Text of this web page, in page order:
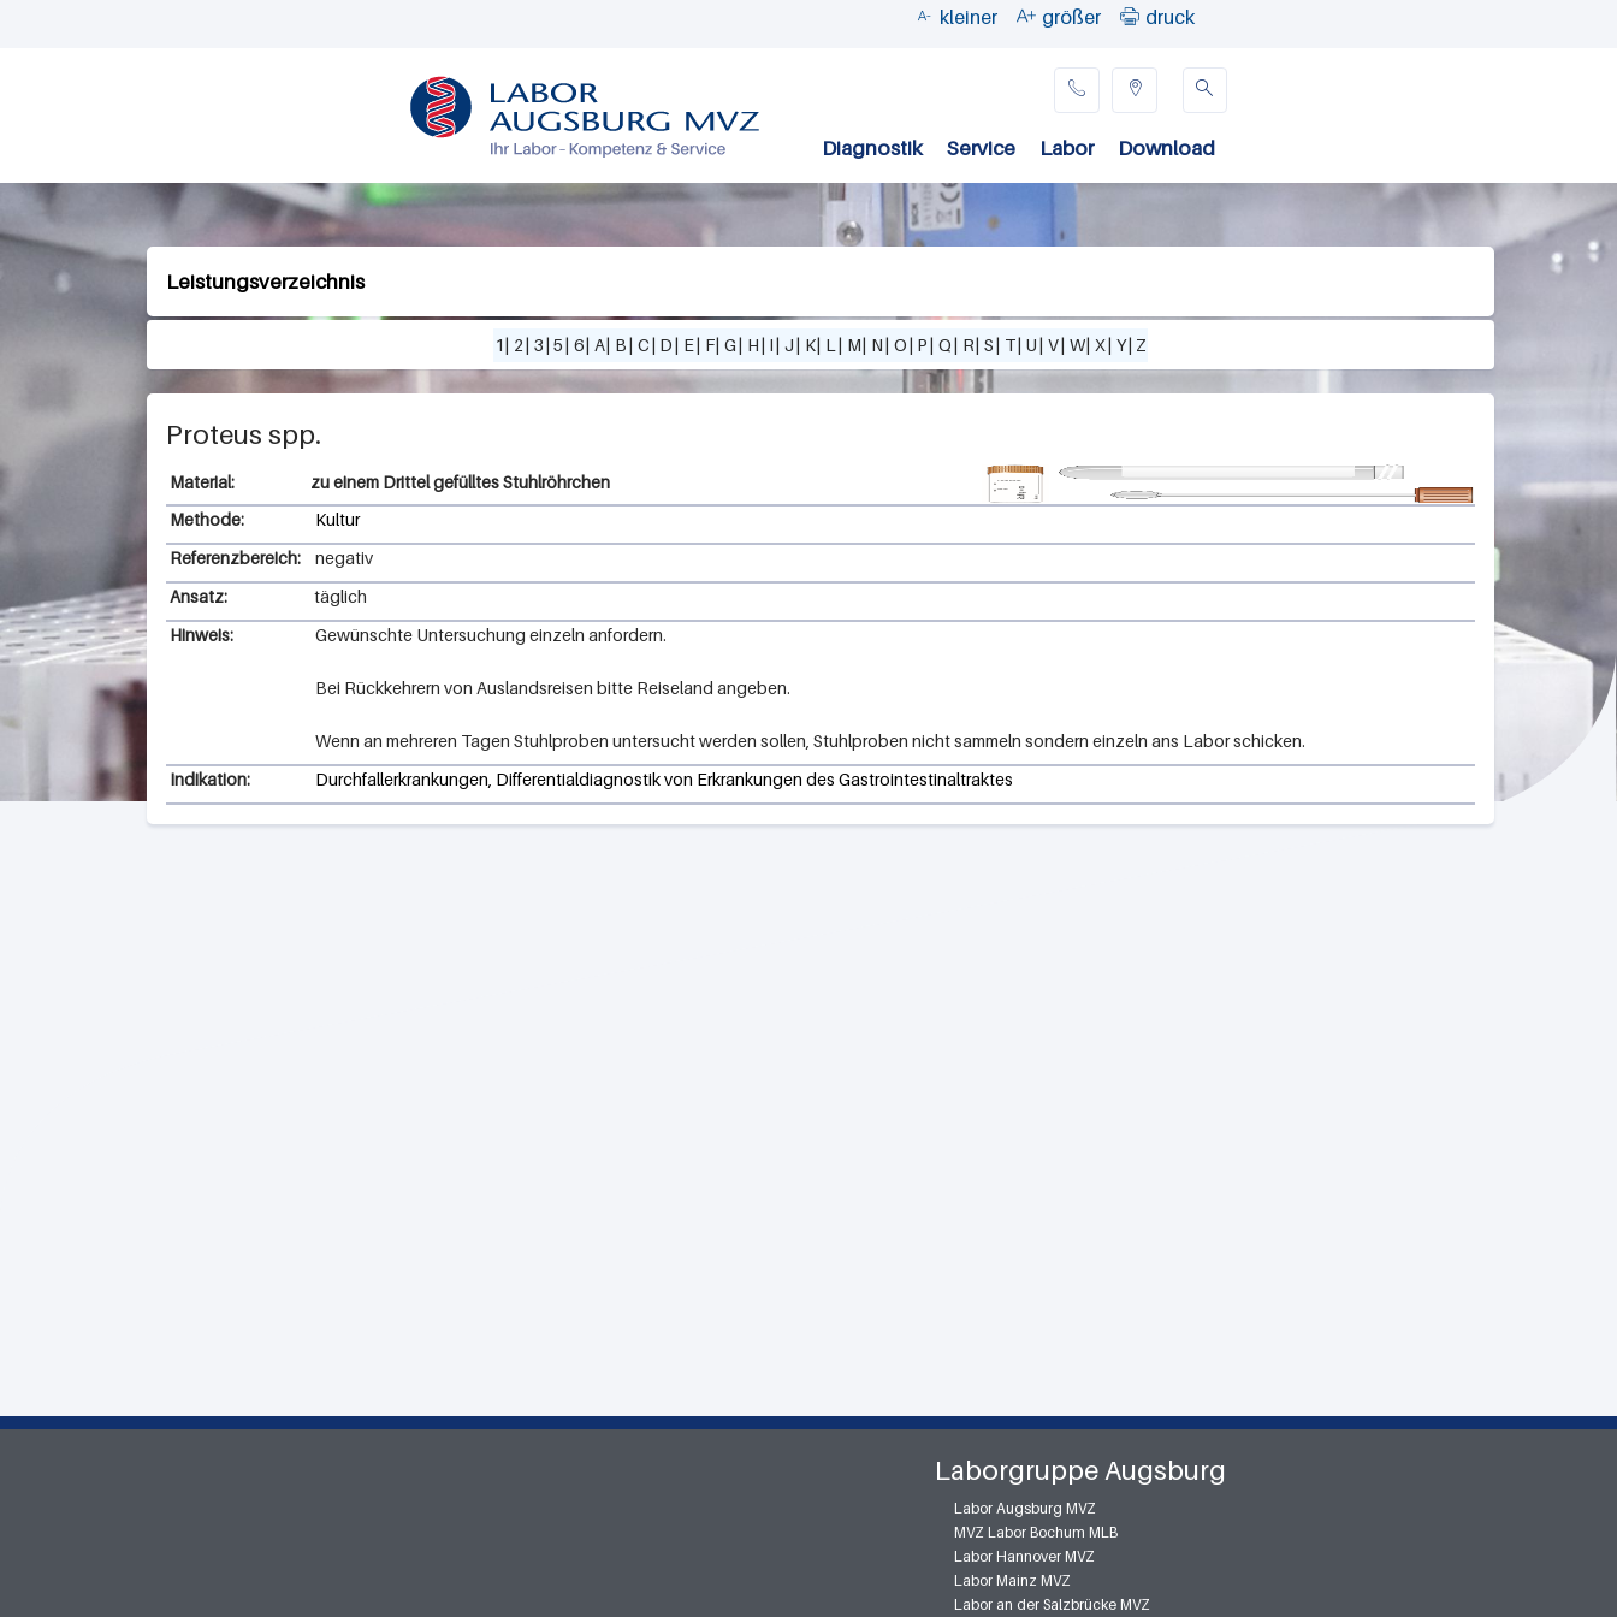
 kleiner  größer  druck
O

Diagnostik Service Labor Download
 
Leistungsverzeichnis
1| 2| 3| 5| 6| A| B| C| D| E| F| G| H| I| J| K| L | M| N| O| P| Q| R| S| T| U| V| W| X| Y| Z
Proteus spp.
zu einem Drittel gefülltes Stuhlröhrchen
Methode:
Kultur
Referenzbereich:
negativ
Ansatz:
täglich
Hinweis:
Gewünschte Untersuchung einzeln anfordern.
Bei Rückkehrern von Auslandsreisen bitte Reiseland angeben.
Wenn an mehreren Tagen Stuhlproben untersucht werden sollen, Stuhlproben nicht sammeln sondern einzeln ans Labor schicken.
Indikation:
Durchfallerkrankungen, Differentialdiagnostik von Erkrankungen des Gastrointestinaltraktes
Laborgruppe Augsburg
Labor Augsburg MVZ
MVZ Labor Bochum MLB
Labor Hannover MVZ
Labor Mainz MVZ
Labor an der Salzbrücke MVZ